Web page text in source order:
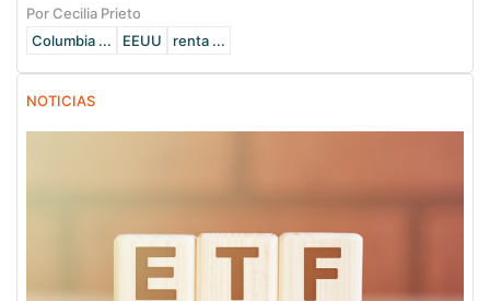
Por Cecilia Prieto
Columbia ...
EEUU renta ...
NOTICIAS